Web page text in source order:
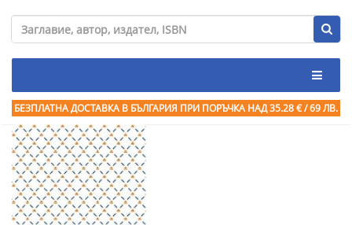
БЕЗПЛАТНА ДОСТАВКА В БЪЛГАРИЯ ПРИ ПОРЪЧКА НАД 35.28 € / 69 ЛВ.